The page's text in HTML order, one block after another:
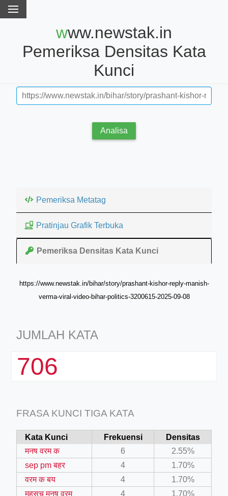
www.newstak.in
Pemeriksa Densitas Kata
Kunci
Analisa
Pemeriksa Metatag
Pratinjau Grafik Terbuka
Pemeriksa Densitas Kata Kunci
https://www.newstak.in/bihar/story/prashant-kishor-reply-manish-
verma-viral-video-bihar-politics-3200615-2025-09-08
JUMLAH KATA
706
FRASA KUNCI TIGA KATA
Kata Kunci Frekuensi
Densitas
मनष वरम क
6
2.55%
sep pm बहर
4
1.70%
वरम क बय
4
1.70%
महसच मनष वरम
4
1.70%